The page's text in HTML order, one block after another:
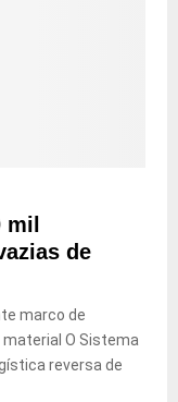
de
marco de
O Sistema
reversa de